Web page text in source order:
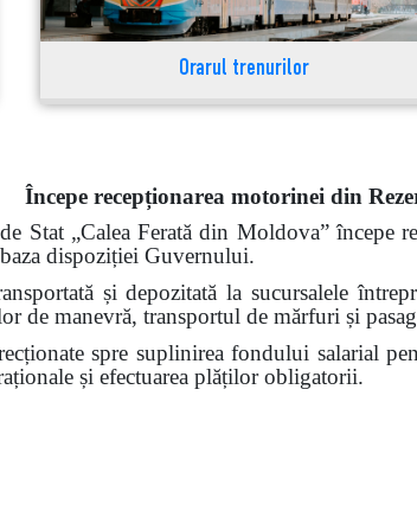
Orarul trenurilor
Începe recepționarea motorinei din
Stat „Calea Ferată din Moldova” începe
dispoziției Guvernului.
și depozitată la sucursalele
de manevră, transportul de mărfuri și
spre suplinirea fondului salarial
și efectuarea plăților obligatorii.